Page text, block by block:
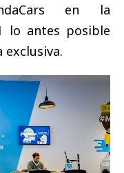
en la
lo antes posible